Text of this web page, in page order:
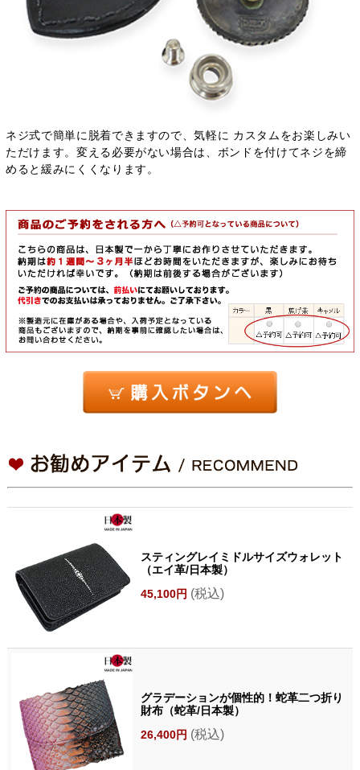
ネジ式で簡単に脱着できますので、気軽に カスタムをお楽しみい
ただけます。変える必要がない場合は、ボンドを付けてネジを締
めると緩みにくくなります。
スティングレイミドルサイズウォレット
（エイ革/日本製）
45,100円 (税込)
グラデーションが個性的！蛇革二つ折り
財布（蛇革/日本製）
26,400円 (税込)